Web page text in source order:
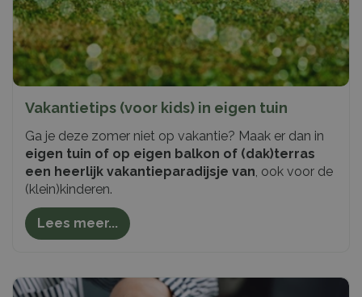
Vakantietips (voor kids) in eigen tuin
Ga je deze zomer niet op vakantie? Maak er dan in
eigen tuin of op eigen balkon of (dak)terras
een heerlijk vakantieparadijsje van , ook voor de
(klein)kinderen.
Lees meer...